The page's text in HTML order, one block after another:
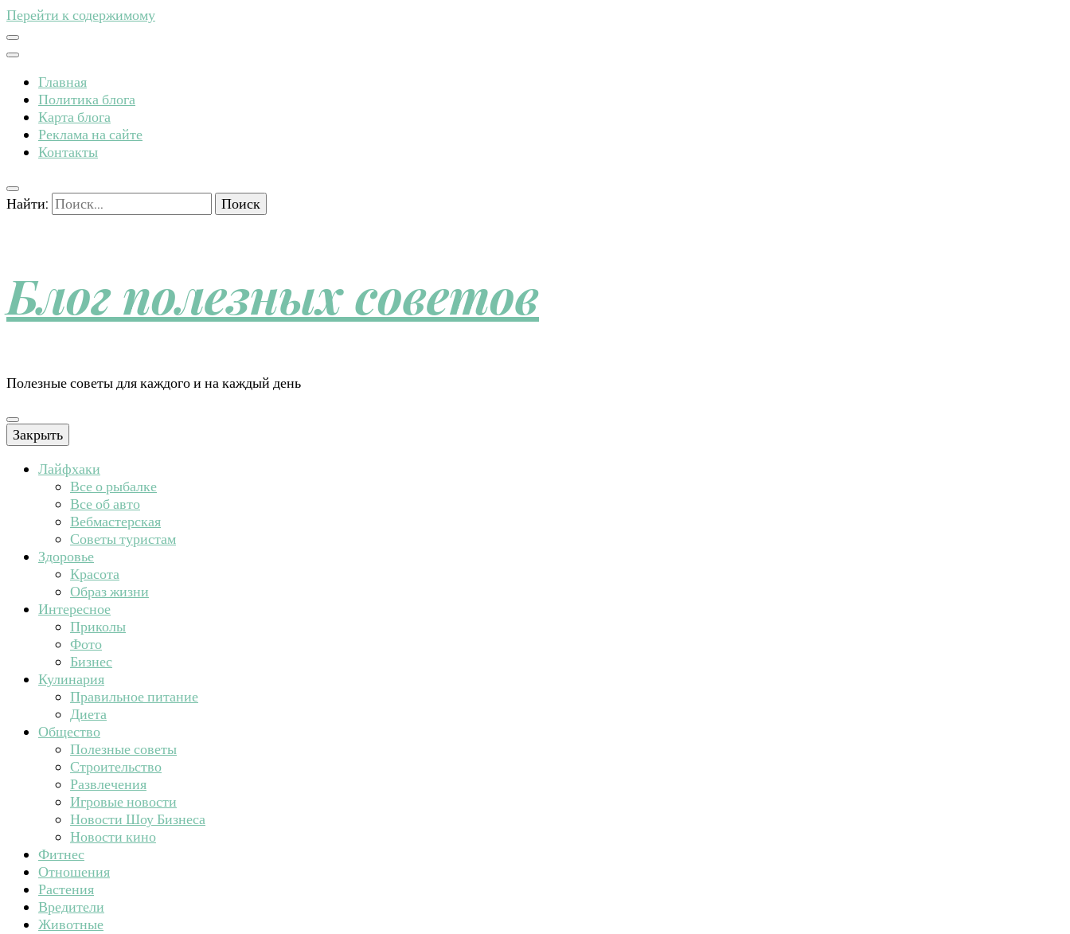
Перейти к содержимому
Главная
Политика блога
Карта блога
Реклама на сайте
Контакты
Найти:
Блог полезных советов
Полезные советы для каждого и на каждый день
Закрыть
Лайфхаки
Все о рыбалке
Все об авто
Вебмастерская
Советы туристам
Здоровье
Красота
Образ жизни
Интересное
Приколы
Фото
Бизнес
Кулинария
Правильное питание
Диета
Общество
Полезные советы
Строительство
Развлечения
Игровые новости
Новости Шоу Бизнеса
Новости кино
Фитнес
Отношения
Растения
Вредители
Животные